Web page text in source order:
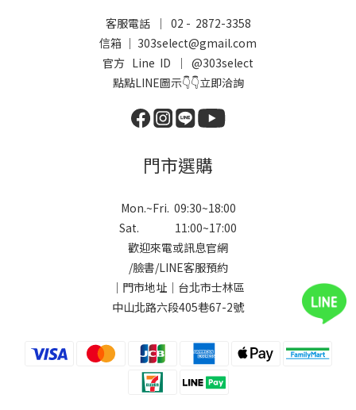
客服電話 ｜ 02 - 2872-3358
信箱 ｜ 303select@gmail.com
官方 Line ID ｜ @303select
點點LINE圖示👇👇立即洽詢
門市選購
Mon.~Fri. 09:30~18:00
Sat. 11:00~17:00
歡迎來電或訊息官網
/臉書/LINE客服預約
｜門市地址｜台北市士林區
中山北路六段405巷67-2號